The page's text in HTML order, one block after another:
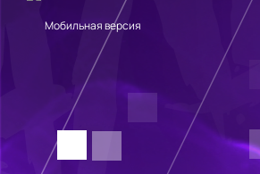
Мобильная версия